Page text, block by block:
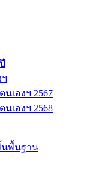
เองฯ 2567
เองฯ 2568
พื้นฐาน